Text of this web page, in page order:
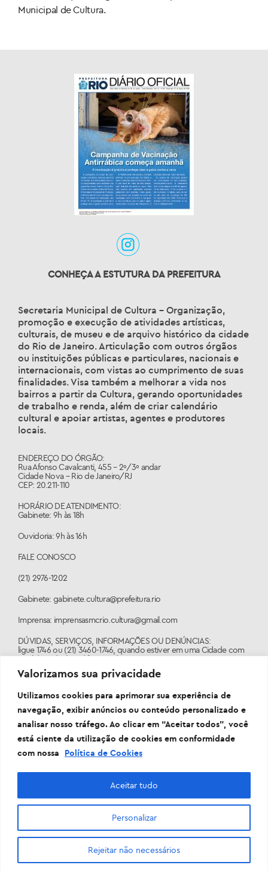
Valorizamos sua privacidade
Utilizamos cookies para aprimorar sua experiência de
navegação, exibir anúncios ou conteúdo personalizado e
analisar nosso tráfego. Ao clicar em “Aceitar todos”, você
está ciente da utilização de cookies em conformidade
com nossa
Política de Cookies
Personalizar
Rejeitar não necessários
Aceitar tudo
Municipal de Cultura.
CONHEÇA A ESTUTURA DA PREFEITURA
Secretaria Municipal de Cultura – Organização,
promoção e execução de atividades artísticas,
culturais, de museu e de arquivo histórico da cidade
do Rio de Janeiro. Articulação com outros órgãos
ou instituições públicas e particulares, nacionais e
internacionais, com vistas ao cumprimento de suas
finalidades. Visa também a melhorar a vida nos
bairros a partir da Cultura, gerando oportunidades
de trabalho e renda, além de criar calendário
cultural e apoiar artistas, agentes e produtores
locais.
ENDEREÇO DO ÓRGÃO:
Rua Afonso Cavalcanti, 455 – 2º/3º andar
Cidade Nova – Rio de Janeiro/RJ
CEP: 20.211-110
HORÁRIO DE ATENDIMENTO:
Gabinete: 9h às 18h
Ouvidoria: 9h às 16h
FALE CONOSCO
(21) 2976-1202
Gabinete: gabinete.cultura@prefeitura.rio
Imprensa: imprensasmcrio.cultura@gmail.com
DÚVIDAS, SERVIÇOS, INFORMAÇÕES OU DENÚNCIAS:
ligue 1746 ou (21) 3460-1746, quando estiver em uma Cidade com
o código de área diferente do 21.
PORTAL:
Prefeitura da Cidade do Rio de Janeiro Sede: Rua Afonso
Cavalcanti, 455 - Cidade Nova - 20211-110